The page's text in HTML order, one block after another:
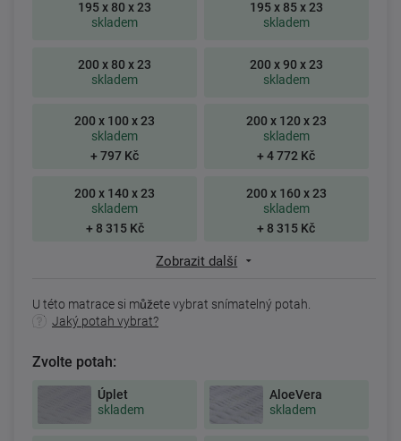
195 x 80 x 23
skladem
195 x 85 x 23
skladem
200 x 80 x 23
skladem
200 x 90 x 23
skladem
200 x 100 x 23
skladem
+ 797 Kč
200 x 120 x 23
skladem
+ 4 772 Kč
200 x 140 x 23
skladem
+ 8 315 Kč
200 x 160 x 23
skladem
+ 8 315 Kč
Zobrazit další
U této matrace si můžete vybrat snímatelný potah.
Jaký potah vybrat?
Zvolte potah:
Úplet
skladem
AloeVera
skladem